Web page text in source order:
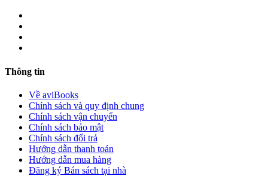
Thông tin
Về aviBooks
Chính sách và quy định chung
Chính sách vận chuyển
Chính sách bảo mật
Chính sách đổi trả
Hướng dẫn thanh toán
Hướng dẫn mua hàng
Đăng ký Bán sách tại nhà